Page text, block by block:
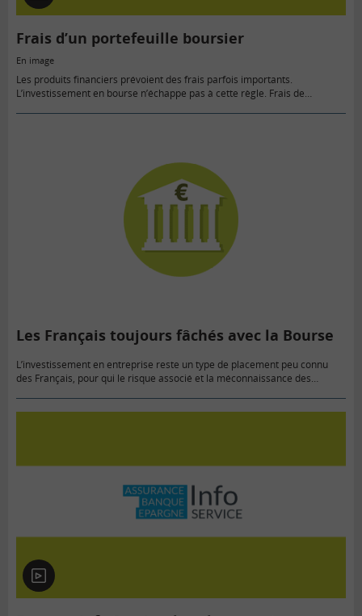
image
Frais d’un portefeuille boursier
En image
Les produits financiers prévoient des frais parfois importants.
L’investissement en bourse n’échappe pas à cette règle. Frais de
Les Français toujours fâchés avec la Bourse
L’investissement en entreprise reste un type de placement peu connu
des Français, pour qui le risque associé et la méconnaissance des
En
vidéo